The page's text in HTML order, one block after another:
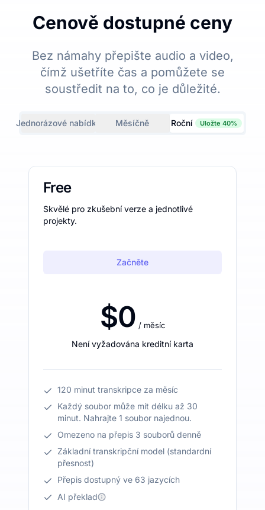
Cenově dostupné ceny
Bez námahy přepište audio a video,
čímž ušetříte čas a pomůžete se
soustředit na to, co je důležité.
Jednorázové nabídky Měsíčně Roční Uložte 40%
Free
Skvělé pro zkušební verze a jednotlivé
projekty.
Začněte
$0 / měsíc
Není vyžadována kreditní karta
120 minut transkripce za měsíc
Každý soubor může mít délku až 30
minut. Nahrajte 1 soubor najednou.
Omezeno na přepis 3 souborů denně
Základní transkripční model (standardní
přesnost)
Přepis dostupný ve 63 jazycích
AI překlad